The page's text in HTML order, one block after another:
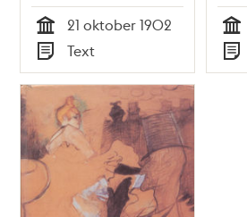
Tid
21 oktober 1902
Typ
Text Tid
Typ